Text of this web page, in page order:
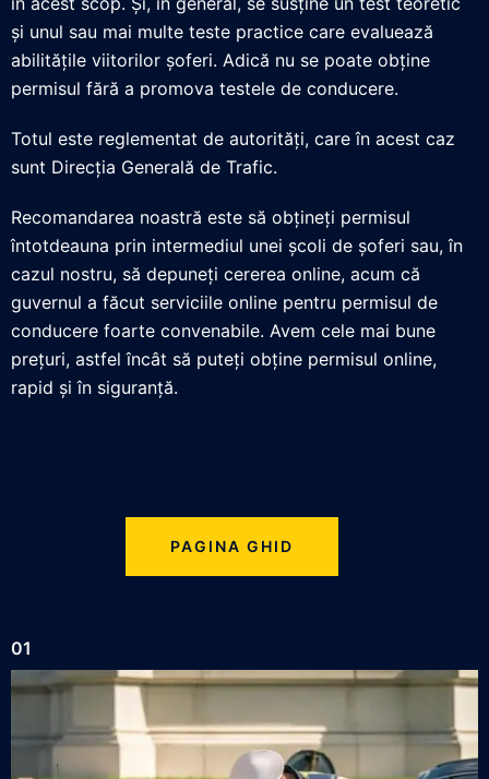
și unul sau mai multe teste practice care evaluează
abilitățile viitorilor șoferi. Adică nu se poate obține
permisul fără a promova testele de conducere.
Totul este reglementat de autorități, care în acest caz
sunt Direcția Generală de Trafic.
Recomandarea noastră este să obțineți permisul
întotdeauna prin intermediul unei școli de șoferi sau, în
cazul nostru, să depuneți cererea online, acum că
guvernul a făcut serviciile online pentru permisul de
conducere foarte convenabile. Avem cele mai bune
prețuri, astfel încât să puteți obține permisul online,
rapid și în siguranță.
PAGINA GHID
01